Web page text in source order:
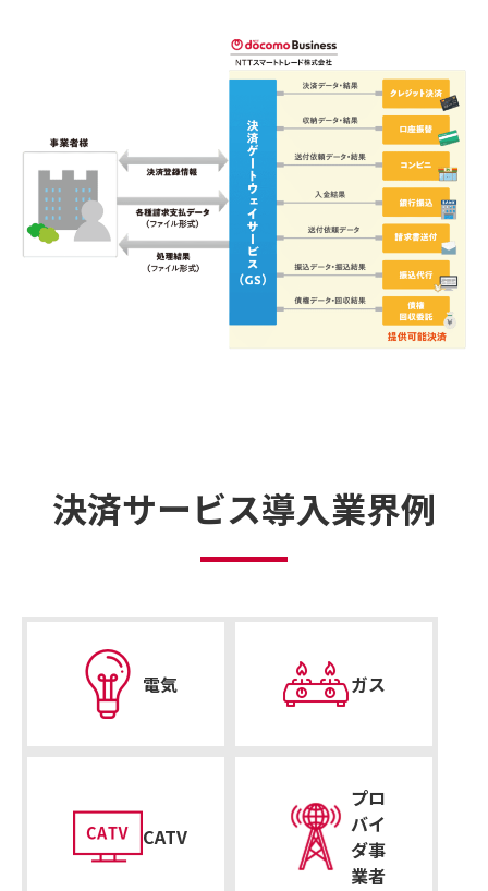
決済サービス導⼊業界例
電気 ガス
CATV
プロ
バイ
ダ事
業者